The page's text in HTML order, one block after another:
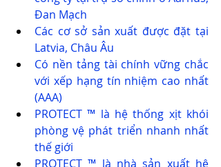
Đan Mạch
Các cơ sở sản xuất được đặt tại
Latvia, Châu Âu
Có nền tảng tài chính vững chắc
với xếp hạng tín nhiệm cao nhất
(AAA)
PROTECT ™ là hệ thống xịt khói
phòng vệ phát triển nhanh nhất
thế giới
PROTECT ™ là nhà sản xuất hệ